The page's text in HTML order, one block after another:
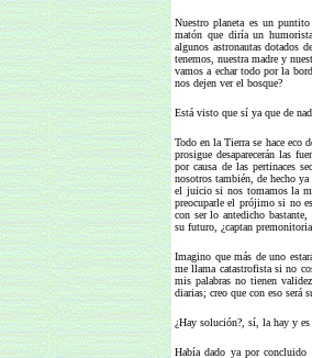
Nuestro planeta es un
matón que diría un
algunos astronautas dotados
tenemos, nuestra madre y
vamos a echar todo por la
nos dejen ver el bosque?
Está visto que sí ya que de
Todo en la Tierra se hace eco
prosigue desaparecerán las
por causa de las pertinaces
nosotros también, de hecho
el juicio si nos tomamos la
preocuparle el prójimo si no
con ser lo antedicho bastante,
su futuro, ¿captan
Imagino que más de uno
me llama catastrofista si no
mis palabras no tienen
diarias; creo que con eso será
¿Hay solución?, sí, la hay y es
Había dado ya por concluido